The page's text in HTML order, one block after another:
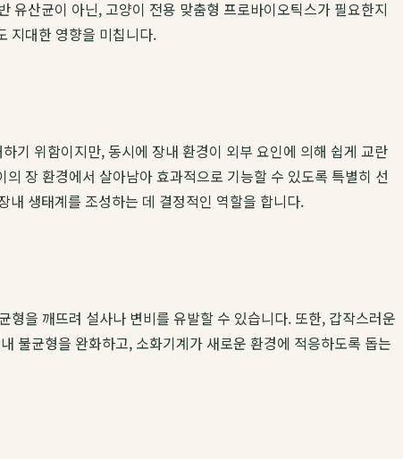
유산균이 아닌, 고양이 전용 맞춤형 프로바이오틱스가 필요한지
지대한 영향을 미칩니다.
기 위함이지만, 동시에 장내 환경이 외부 요인에 의해 쉽게 교란
장 환경에서 살아남아 효과적으로 기능할 수 있도록 특별히 선
내 생태계를 조성하는 데 결정적인 역할을 합니다.
을 깨뜨려 설사나 변비를 유발할 수 있습니다. 또한, 갑작스러운
불균형을 완화하고, 소화기계가 새로운 환경에 적응하도록 돕는